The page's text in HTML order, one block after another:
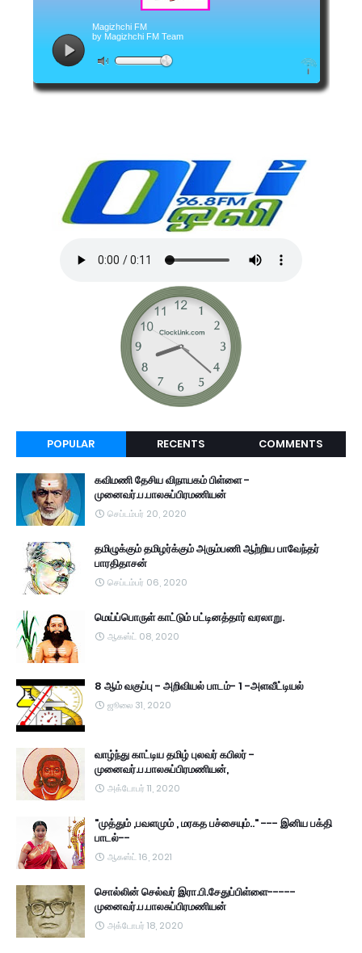
POPULAR RECENTS COMMENTS
கவிமணி தேசிய விநாயகம் பிள்ளை -
முனைவர்.ப.பாலசுப்பிரமணியன்
செப்டம்பர் 20, 2020
தமிழுக்கும் தமிழர்க்கும் அரும்பணி ஆற்றிய பாவேந்தர்
பாரதிதாசன்
செப்டம்பர் 06, 2020
மெய்ப்பொருள் காட்டும் பட்டினத்தார் வரலாறு.
ஆகஸ்ட் 08, 2020
8 ஆம் வகுப்பு - அறிவியல் பாடம்- 1 -அளவீட்டியல்
ஜூலை 31, 2020
வாழ்ந்து காட்டிய தமிழ் புலவர் கபிலர் -
முனைவர்.ப.பாலசுப்பிரமணியன்,
அக்டோபர் 11, 2020
"முத்தும் ,பவளமும் , மரகத பச்சையும்.." --- இனிய பக்தி
பாடல்--
ஆகஸ்ட் 16, 2021
சொல்லின் செல்வர் இரா.பி.சேதுப்பிள்ளை-----
முனைவர்.ப.பாலசுப்பிரமணியன்
அக்டோபர் 18, 2020